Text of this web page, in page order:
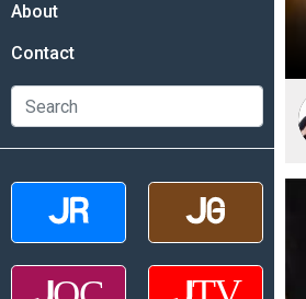
About
Contact